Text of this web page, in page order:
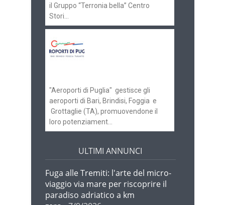
il Gruppo “Terronia bella” Centro
Stori...
"Aeroporti di Puglia" gestisce gli
aeroporti di Bari, Brindisi, Foggia e
Grottaglie (TA), promuovendone il
loro potenziament...
ULTIMI ANNUNCI
Fuga alle Tremiti: l'arte del micro-
viaggio via mare per riscoprire il
paradiso adriatico a km